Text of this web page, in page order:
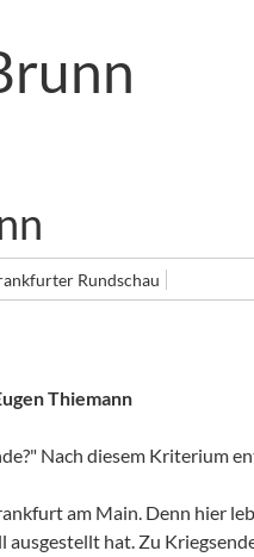
Rundschau
Thiemann
Nach diesem Kriterium
am Main. Denn hier
hat. Zu